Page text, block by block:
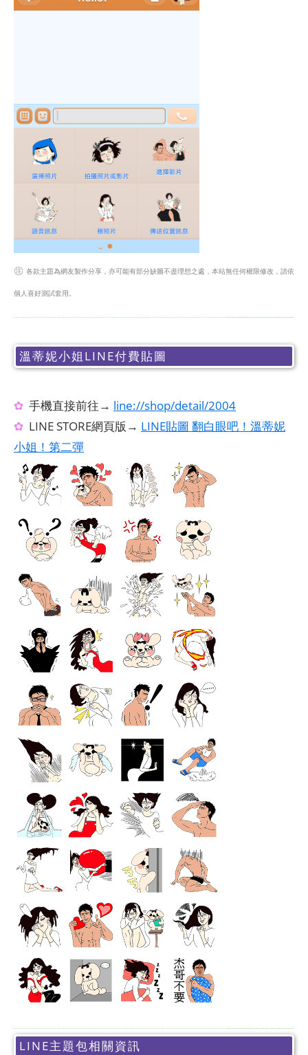
㊟ 各款主題為網友製作分享，亦可能有部分缺圖不盡理想之處，本站無任何權限修改，請依
個人喜好測試套用。
溫蒂妮小姐LINE付費貼圖
✿ 手機直接前往→ line://shop/detail/2004
✿ LINE STORE網頁版→ LINE貼圖 翻白眼吧！溫蒂妮
小姐！第二彈
LINE主題包相關資訊